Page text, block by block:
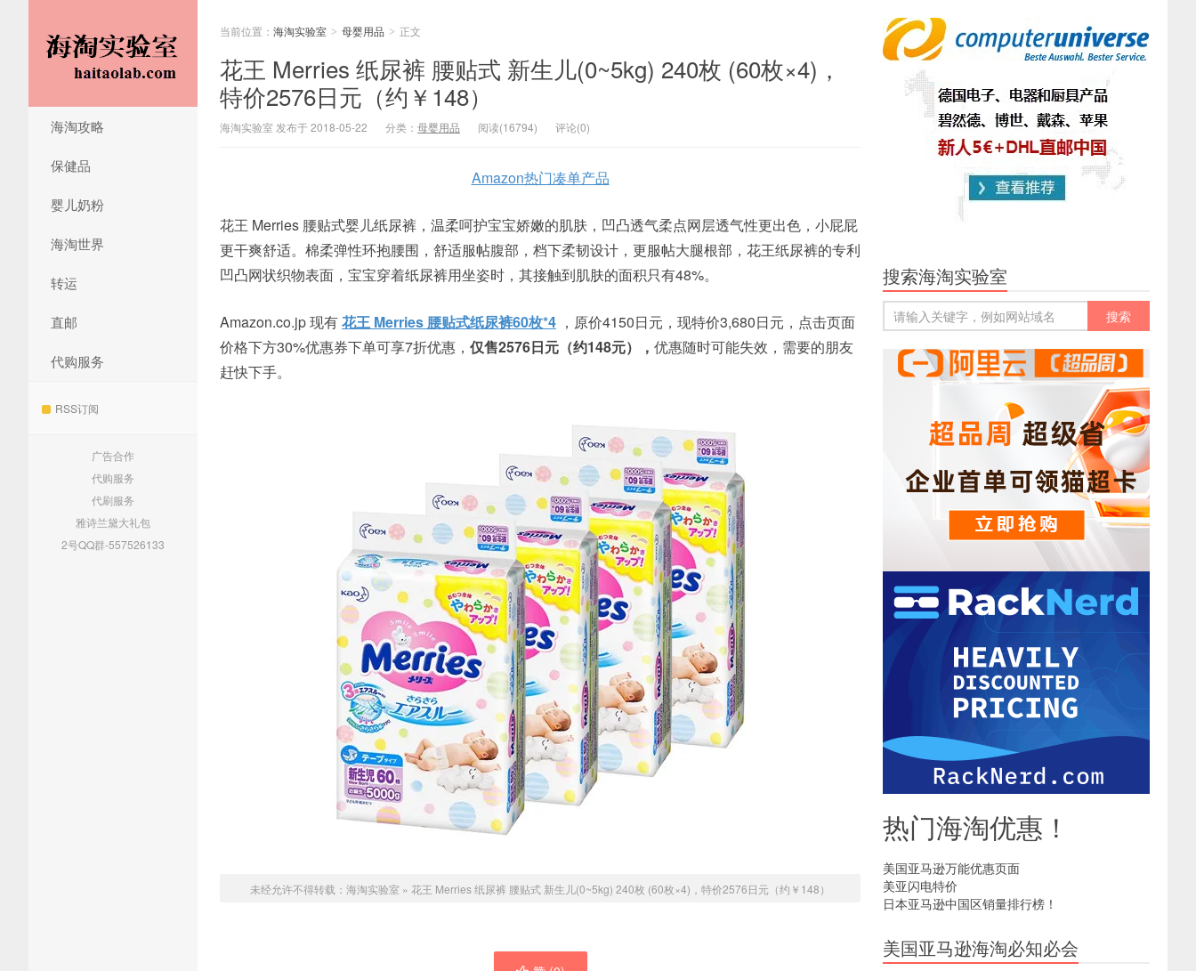
海淘攻略
保健品
婴儿奶粉
海淘世界
转运
直邮
代购服务
RSS订阅
广告合作
代购服务
代刷服务
雅诗兰黛大礼包
2号QQ群-557526133
当前位置： 海淘实验室 > 母婴用品 > 正文
花王 Merries 纸尿裤 腰贴式 新生儿(0~5kg) 240枚 (60枚×4)，
特价2576日元（约￥148）
海淘实验室 发布于 2018-05-22 分类： 母婴用品 阅读(16794) 评论(0)
Amazon热门凑单产品
花王 Merries 腰贴式婴儿纸尿裤，温柔呵护宝宝娇嫩的肌肤，凹凸透气柔点网层透气性更出色，小屁屁
更干爽舒适。棉柔弹性环抱腰围，舒适服帖腹部，档下柔韧设计，更服帖大腿根部，花王纸尿裤的专利
凹凸网状织物表面，宝宝穿着纸尿裤用坐姿时，其接触到肌肤的面积只有48%。
Amazon.co.jp 现有花王 Merries 腰贴式纸尿裤60枚*4 ，原价4150日元，现特价3,680日元，点击页面
价格下方30%优惠券下单可享7折优惠， 仅售2576日元（约148元）， 优惠随时可能失效，需要的朋友
赶快下手。
未经允许不得转载： 海淘实验室 » 花王 Merries 纸尿裤 腰贴式 新生儿(0~5kg) 240枚 (60枚×4)，特价2576日元（约￥148）
搜索海淘实验室
热门海淘优惠！
美国亚马逊万能优惠页面
美亚闪电特价
日本亚马逊中国区销量排行榜！
美国亚马逊海淘必知必会